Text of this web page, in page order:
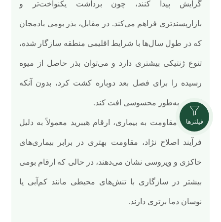
فیلترها
گرایش پیدا کنند، چون برداشت یکنواخت‌تر و
بازارپسندتری فراهم می‌کند. در مقابل، بذر بومی بادمجان
که در طول سال‌ها با شرایط اقلیمی منطقه سازگار شده،
تنوع ژنتیکی بیشتری دارد و می‌توان بذر حاصل از میوه
رسیده را برای فصل بعد دوباره کشت کرد، بدون آنکه
کیفیت به‌طور محسوسی افت کند.
از نظر مقاومت به بیماری، ارقام هیبرید معمولاً به دلیل
فرآیند اصلاح نژاد، مقاومت بهتری در برابر بیماری‌های
خاکزی و ویروسی نشان می‌دهند، در حالی که ارقام بومی
بیشتر در سازگاری با تنش‌های محیطی مانند کم‌آبی یا
نوسان دما برتری دارند.